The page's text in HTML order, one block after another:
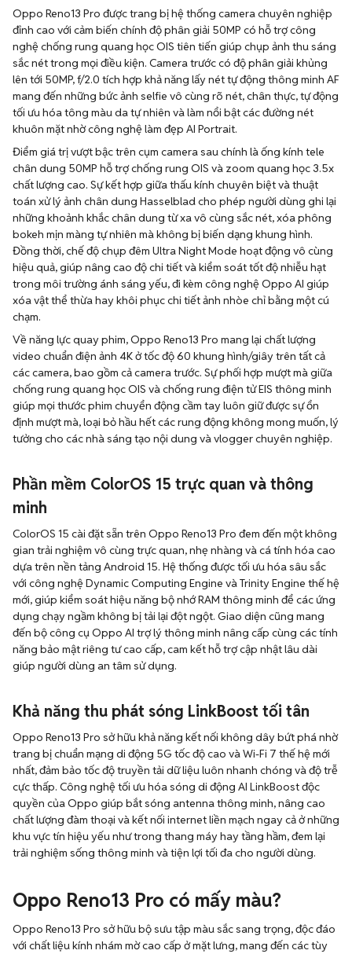
Oppo Reno13 Pro được trang bị hệ thống camera chuyên nghiệp
đỉnh cao với cảm biến chính độ phân giải 50MP có hỗ trợ công
nghệ chống rung quang học OIS tiên tiến giúp chụp ảnh thu sáng
sắc nét trong mọi điều kiện. Camera trước có độ phân giải khủng
lên tới 50MP, f/2.0 tích hợp khả năng lấy nét tự động thông minh AF
mang đến những bức ảnh selfie vô cùng rõ nét, chân thực, tự động
tối ưu hóa tông màu da tự nhiên và làm nổi bật các đường nét
khuôn mặt nhờ công nghệ làm đẹp AI Portrait.
Điểm giá trị vượt bậc trên cụm camera sau chính là ống kính tele
chân dung 50MP hỗ trợ chống rung OIS và zoom quang học 3.5x
chất lượng cao. Sự kết hợp giữa thấu kính chuyên biệt và thuật
toán xử lý ảnh chân dung Hasselblad cho phép người dùng ghi lại
những khoảnh khắc chân dung từ xa vô cùng sắc nét, xóa phông
bokeh mịn màng tự nhiên mà không bị biến dạng khung hình.
Đồng thời, chế độ chụp đêm Ultra Night Mode hoạt động vô cùng
hiệu quả, giúp nâng cao độ chi tiết và kiểm soát tốt độ nhiễu hạt
trong môi trường ánh sáng yếu, đi kèm công nghệ Oppo AI giúp
xóa vật thể thừa hay khôi phục chi tiết ảnh nhòe chỉ bằng một cú
chạm.
Về năng lực quay phim, Oppo Reno13 Pro mang lại chất lượng
video chuẩn điện ảnh 4K ở tốc độ 60 khung hình/giây trên tất cả
các camera, bao gồm cả camera trước. Sự phối hợp mượt mà giữa
chống rung quang học OIS và chống rung điện tử EIS thông minh
giúp mọi thước phim chuyển động cầm tay luôn giữ được sự ổn
định mượt mà, loại bỏ hầu hết các rung động không mong muốn, lý
tưởng cho các nhà sáng tạo nội dung và vlogger chuyên nghiệp.
Phần mềm ColorOS 15 trực quan và thông
minh
ColorOS 15 cài đặt sẵn trên Oppo Reno13 Pro đem đến một không
gian trải nghiệm vô cùng trực quan, nhẹ nhàng và cá tính hóa cao
dựa trên nền tảng Android 15. Hệ thống được tối ưu hóa sâu sắc
với công nghệ Dynamic Computing Engine và Trinity Engine thế hệ
mới, giúp kiểm soát hiệu năng bộ nhớ RAM thông minh để các ứng
dụng chạy ngầm không bị tải lại đột ngột. Giao diện cũng mang
đến bộ công cụ Oppo AI trợ lý thông minh nâng cấp cùng các tính
năng bảo mật riêng tư cao cấp, cam kết hỗ trợ cập nhật lâu dài
giúp người dùng an tâm sử dụng.
Khả năng thu phát sóng LinkBoost tối tân
Oppo Reno13 Pro sở hữu khả năng kết nối không dây bứt phá nhờ
trang bị chuẩn mạng di động 5G tốc độ cao và Wi-Fi 7 thế hệ mới
nhất, đảm bảo tốc độ truyền tải dữ liệu luôn nhanh chóng và độ trễ
cực thấp. Công nghệ tối ưu hóa sóng di động AI LinkBoost độc
quyền của Oppo giúp bắt sóng antenna thông minh, nâng cao
chất lượng đàm thoại và kết nối internet liền mạch ngay cả ở những
khu vực tín hiệu yếu như trong thang máy hay tầng hầm, đem lại
trải nghiệm sống thông minh và tiện lợi tối đa cho người dùng.
Oppo Reno13 Pro có mấy màu?
Oppo Reno13 Pro sở hữu bộ sưu tập màu sắc sang trọng, độc đáo
với chất liệu kính nhám mờ cao cấp ở mặt lưng, mang đến các tùy